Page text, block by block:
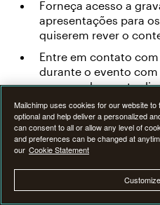
Forneça acesso a
apresentações para
quiserem rever o
Entre em contato
durante o evento
acompanhamento
Obtenha feedback para
como melhorar o evento
realizar. Para obter
evento:
Mailchimp uses cookies for our website
optional and help deliver a personalized
can consent to all or allow any level of
and preferences can be changed at
our Cookie Statement